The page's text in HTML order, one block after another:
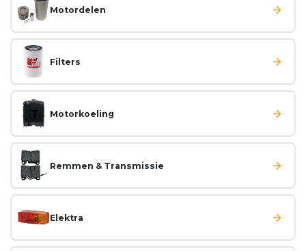
Motordelen
Filters
Motorkoeling
Remmen & Transmissie
Elektra